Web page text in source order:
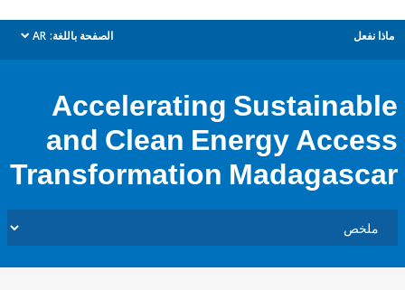
الصفحة باللغة: AR
dropdown
Accelerating
and Clean Energy
Transformation